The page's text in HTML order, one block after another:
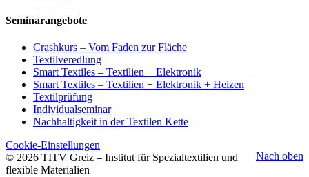
Seminarangebote
Crashkurs – Vom Faden zur Fläche
Textilveredlung
Smart Textiles – Textilien + Elektronik
Smart Textiles – Textilien + Elektronik + Heizen
Textilprüfung
Individualseminar
Nachhaltigkeit in der Textilen Kette
Nach oben
Cookie-Einstellungen
© 2026 TITV Greiz – Institut für Spezialtextilien und
flexible Materialien